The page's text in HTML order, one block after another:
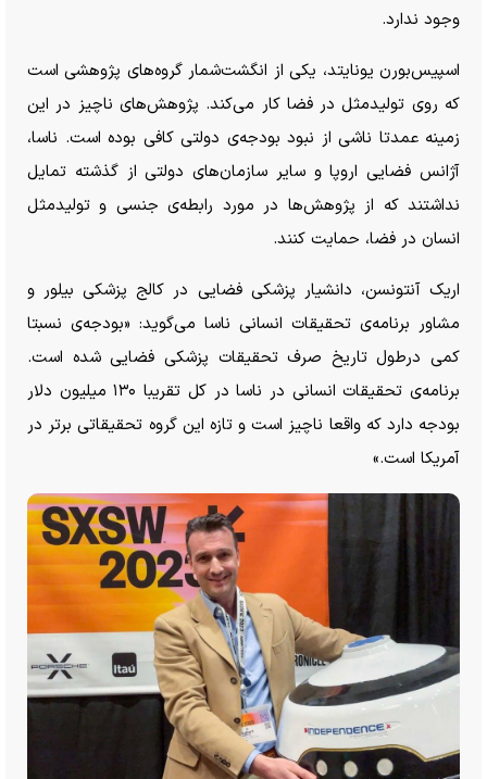
وجود ندارد.
اسپیس‌بورن یونایتد، یکی از انگشت‌شمار گروه‌های پژوهشی است
که روی تولیدمثل در فضا کار می‌کند. پژوهش‌های ناچیز در این
زمینه عمدتا ناشی از نبود بودجه‌ی دولتی کافی بوده است. ناسا،
آژانس فضایی اروپا و سایر سازمان‌های دولتی از گذشته تمایل
نداشتند که از پژوهش‌ها در مورد رابطه‌ی جنسی و تولیدمثل
انسان در فضا، حمایت کنند.
اریک آنتونسن، دانشیار پزشکی فضایی در کالج پزشکی بیلور و
مشاور برنامه‌ی تحقیقات انسانی ناسا می‌گوید: «بودجه‌ی نسبتا
کمی درطول تاریخ صرف تحقیقات پزشکی فضایی شده است.
برنامه‌ی تحقیقات انسانی در ناسا در کل تقریبا ۱۳۰ میلیون دلار
بودجه دارد که واقعا ناچیز است و تازه این گروه تحقیقاتی برتر در
آمریکا است.»